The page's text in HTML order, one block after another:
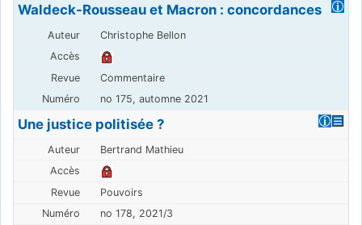
Waldeck-Rousseau et Macron : concordances
Christophe Bellon
Commentaire
no 175, automne 2021
Une justice politisée ?
Bertrand Mathieu
Pouvoirs
no 178, 2021/3